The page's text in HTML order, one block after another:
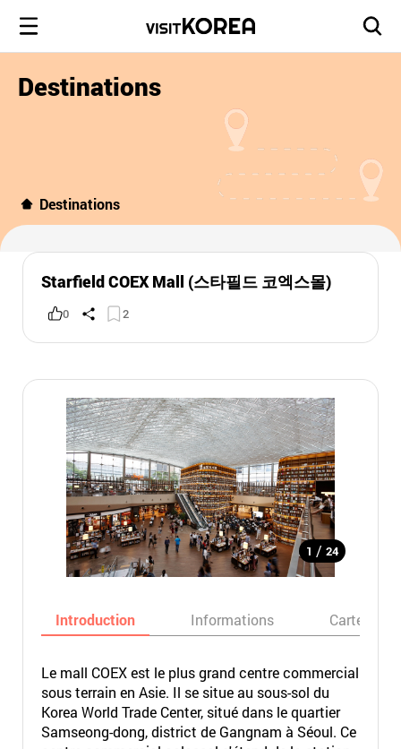
Destinations
Destinations
Starfield COEX Mall (스타필드 코엑스몰)
0 2
1 / 24
Introduction Informations Carte
Le mall COEX est le plus grand centre commercial
sous terrain en Asie. Il se situe au sous-sol du
Korea World Trade Center, situé dans le quartier
Samseong-dong, district de Gangnam à Séoul. Ce